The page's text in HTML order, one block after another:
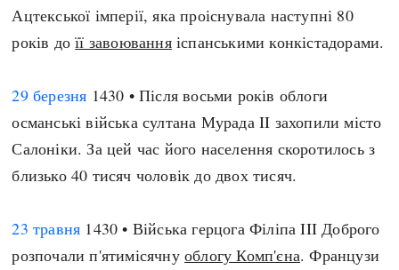
Ацтекської імперії, яка проіснувала наступні 80
років доїї завоюванняіспанськими конкістадорами.
29 березня 1430 • Після восьми років облоги
османські війська султана Мурада II захопили місто
Салоніки. За цей час його населення скоротилось з
близько 40 тисяч чоловік до двох тисяч.
23 травня 1430 • Війська герцога Філіпа III Доброго
розпочали п'ятимісячнуоблогу Комп'єна. Французи